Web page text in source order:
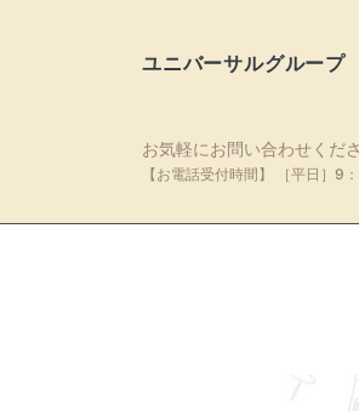
ユニバーサルグループ
お気軽にお問い合わせくださ
【お電話受付時間】 ［平日］9